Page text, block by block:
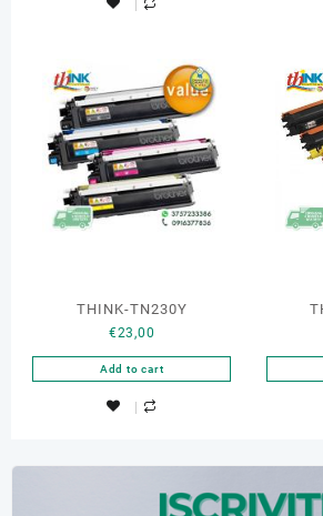
THINK-TN230Y
€23,00
Add to cart